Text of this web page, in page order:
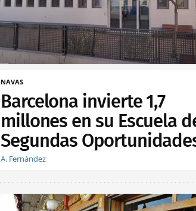
NAVAS
Barcelona invierte 1,7
millones en su Escuela
Segundas
A. Fernández